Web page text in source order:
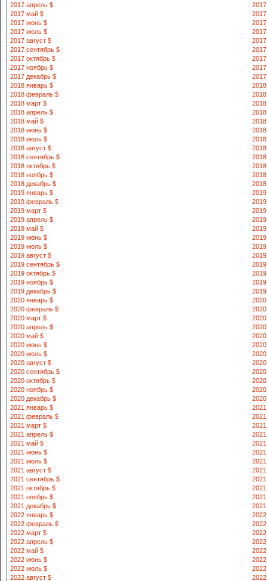
2017 апрель $
2017 май $
2017 июнь $
2017 июль $
2017 август $
2017
2017 сентябрь $
2017 октябрь $
2017 ноябрь $
2017 декабрь $
2018 январь $
2018 февраль $
2018 март $
2018 апрель $
2018 май $
2018 июнь $
2018 июль $
2018 август $
2018
2018 сентябрь $
2018 октябрь $
2018 ноябрь $
2018 декабрь $
2019 январь $
2019 февраль $
2019 март $
2019 апрель $
2019 май $
2019 июнь $
2019 июль $
2019 август $
2019
2019 сентябрь $
2019 октябрь $
2019 ноябрь $
2019 декабрь $
2020 январь $
2020 февраль $
2020 март $
2020 апрель $
2020 май $
2020 июнь $
2020 июль $
2020 август $
2020
2020 сентябрь $
2020 октябрь $
2020 ноябрь $
2020 декабрь $
2021 январь $
2021 февраль $
2021 март $
2021 апрель $
2021 май $
2021 июнь $
2021 июль $
2021 август $
2021
2021 сентябрь $
2021 октябрь $
2021 ноябрь $
2021 декабрь $
2022 январь $
2022 февраль $
2022 март $
2022 апрель $
2022 май $
2022 июнь $
2022 июль $
2022 август $
2022